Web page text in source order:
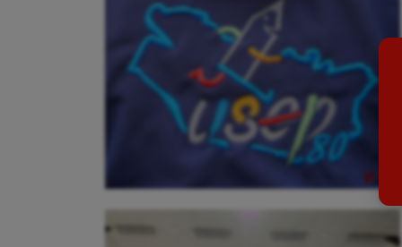
Aviron
Balle à la main
Ballon au poing
Baseball
Boules lyonnaises
Canoë-kayak
Flag
Golf